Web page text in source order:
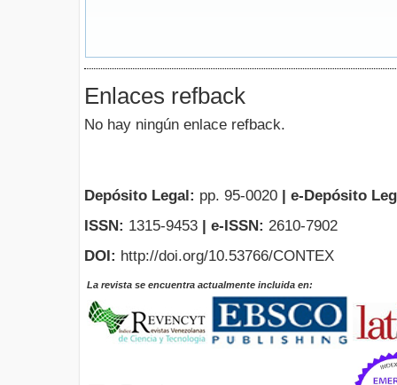
Enlaces refback
No hay ningún enlace refback.
Depósito Legal: pp. 95-0020 | e-Depósito
ISSN: 1315-9453 | e-ISSN: 2610-7902
DOI: http://doi.org/10.53766/CONTEX
La revista se encuentra actualmente incluida en: